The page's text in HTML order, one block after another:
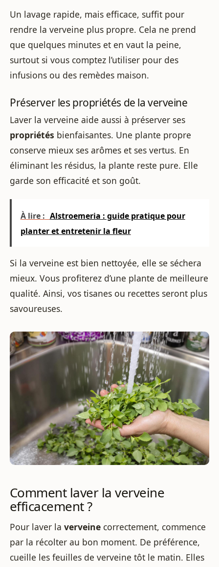
Un lavage rapide, mais efficace, suffit pour
rendre la verveine plus propre. Cela ne prend
que quelques minutes et en vaut la peine,
surtout si vous comptez l’utiliser pour des
infusions ou des remèdes maison.
Préserver les propriétés de la verveine
Laver la verveine aide aussi à préserver ses
propriétés bienfaisantes. Une plante propre
conserve mieux ses arômes et ses vertus. En
éliminant les résidus, la plante reste pure. Elle
garde son efficacité et son goût.
À lire : Alstroemeria : guide pratique pour
planter et entretenir la fleur
Si la verveine est bien nettoyée, elle se séchera
mieux. Vous profiterez d’une plante de meilleure
qualité. Ainsi, vos tisanes ou recettes seront plus
savoureuses.
Comment laver la verveine
efficacement ?
Pour laver la verveine correctement, commence
par la récolter au bon moment. De préférence,
cueille les feuilles de verveine tôt le matin. Elles